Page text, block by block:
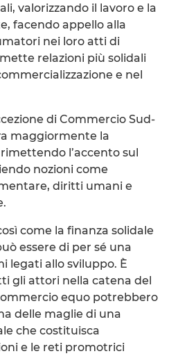
valorizzando il lavoro e la
facendo appello alla
nei loro atti di
relazioni più solidali
e nel
di Commercio Sud-
maggiormente la
l’accento sul
nozioni come
diritti umani e
come la finanza solidale
essere di per sé una
legati allo sviluppo. È
gli attori nella catena del
equo potrebbero
delle maglie di una
che costituisca
e le reti promotrici